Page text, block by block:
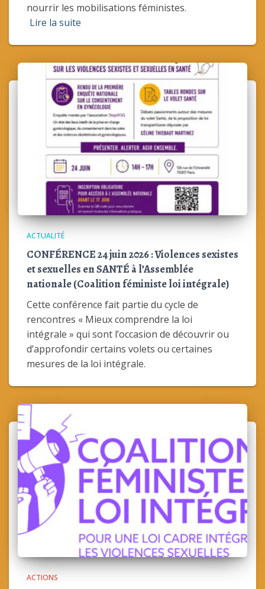
nourrir les mobilisations féministes.
Lire la suite
ACTUALITÉ
CONFÉRENCE 24 juin 2026 : Violences sexistes
et sexuelles en SANTÉ à l’Assemblée
nationale (Coalition féministe loi intégrale)
Cette conférence fait partie du cycle de
rencontres « Mieux comprendre la loi
intégrale » qui sont l’occasion de découvrir ou
d’approfondir certains volets ou certaines
mesures de la loi intégrale.
ACTIONS